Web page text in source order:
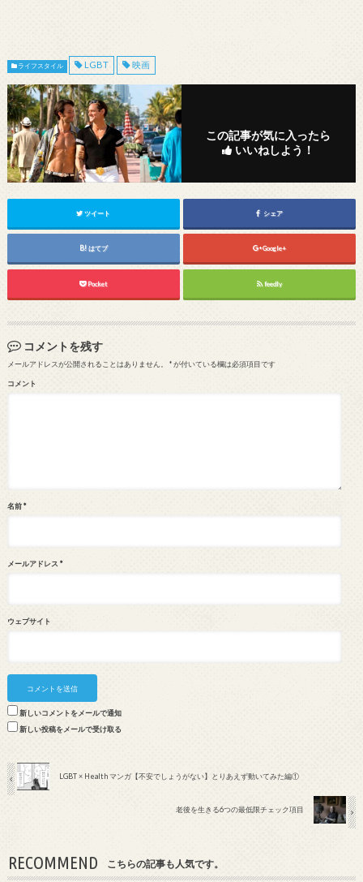
ライフスタイル LGBT 映画
この記事が気に入ったら
いいねしよう！
ツイート シェア
はてブ Google+
Pocket feedly
コメントを残す
メールアドレスが公開されることはありません。 *が付いている欄は必須項目です
コメント
名前 *
メールアドレス *
ウェブサイト
新しいコメントをメールで通知
新しい投稿をメールで受け取る
LGBT × Health マンガ【不安でしょうがない】とりあえず動いてみた編①
老後を生きる6つの最低限チェック項目
RECOMMEND こちらの記事も人気です。